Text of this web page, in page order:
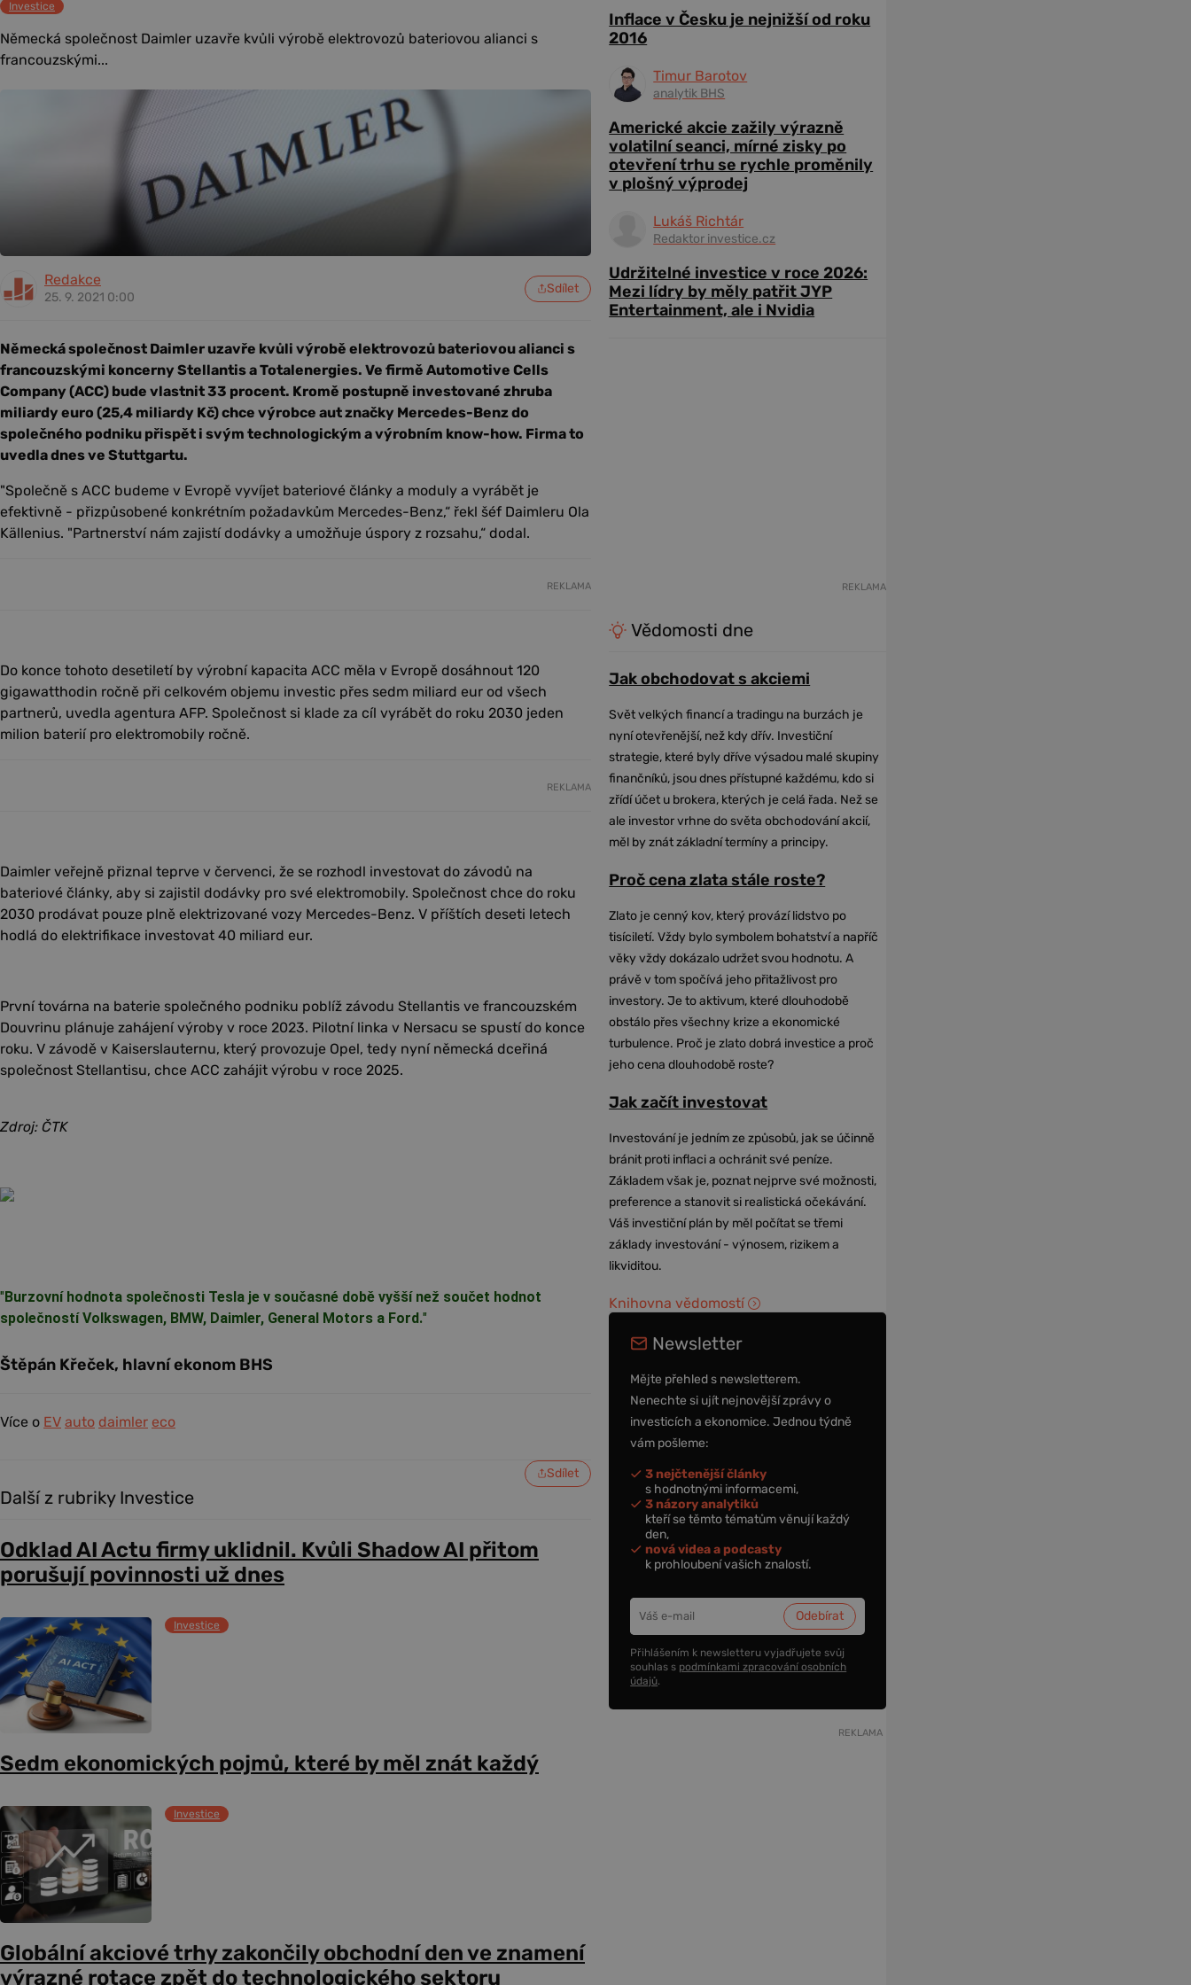
Investice
Německá společnost Daimler uzavře kvůli výrobě elektrovozů bateriovou alianci s
francouzskými...
Redakce
25. 9. 2021 0:00
Sdílet
Německá společnost Daimler uzavře kvůli výrobě elektrovozů bateriovou alianci s
francouzskými koncerny Stellantis a Totalenergies. Ve firmě Automotive Cells
Company (ACC) bude vlastnit 33 procent. Kromě postupně investované zhruba
miliardy euro (25,4 miliardy Kč) chce výrobce aut značky Mercedes-Benz do
společného podniku přispět i svým technologickým a výrobním know-how. Firma to
uvedla dnes ve Stuttgartu.
"Společně s ACC budeme v Evropě vyvíjet bateriové články a moduly a vyrábět je
efektivně - přizpůsobené konkrétním požadavkům Mercedes-Benz,“ řekl šéf Daimleru Ola
Källenius. "Partnerství nám zajistí dodávky a umožňuje úspory z rozsahu,“ dodal.
REKLAMA
Do konce tohoto desetiletí by výrobní kapacita ACC měla v Evropě dosáhnout 120
gigawatthodin ročně při celkovém objemu investic přes sedm miliard eur od všech
partnerů, uvedla agentura AFP. Společnost si klade za cíl vyrábět do roku 2030 jeden
milion baterií pro elektromobily ročně.
REKLAMA
Daimler veřejně přiznal teprve v červenci, že se rozhodl investovat do závodů na
bateriové články, aby si zajistil dodávky pro své elektromobily. Společnost chce do roku
2030 prodávat pouze plně elektrizované vozy Mercedes-Benz. V příštích deseti letech
hodlá do elektrifikace investovat 40 miliard eur.
První továrna na baterie společného podniku poblíž závodu Stellantis ve francouzském
Douvrinu plánuje zahájení výroby v roce 2023. Pilotní linka v Nersacu se spustí do konce
roku. V závodě v Kaiserslauternu, který provozuje Opel, tedy nyní německá dceřiná
společnost Stellantisu, chce ACC zahájit výrobu v roce 2025.
Zdroj: ČTK
"Burzovní hodnota společnosti Tesla je v současné době vyšší než součet hodnot
společností Volkswagen, BMW, Daimler, General Motors a Ford."
Štěpán Křeček, hlavní ekonom BHS
Více o EV auto daimler eco
Sdílet
Další z rubriky Investice
Odklad AI Actu firmy uklidnil. Kvůli Shadow AI přitom
porušují povinnosti už dnes
Investice
Sedm ekonomických pojmů, které by měl znát každý
Investice
Globální akciové trhy zakončily obchodní den ve znamení
výrazné rotace zpět do technologického sektoru
Inflace v Česku je nejnižší od roku
2016
Timur Barotov
analytik BHS
Americké akcie zažily výrazně
volatilní seanci, mírné zisky po
otevření trhu se rychle proměnily
v plošný výprodej
Lukáš Richtár
Redaktor investice.cz
Udržitelné investice v roce 2026:
Mezi lídry by měly patřit JYP
Entertainment, ale i Nvidia
REKLAMA
Vědomosti dne
Jak obchodovat s akciemi
Svět velkých financí a tradingu na burzách je
nyní otevřenější, než kdy dřív. Investiční
strategie, které byly dříve výsadou malé skupiny
finančníků, jsou dnes přístupné každému, kdo si
zřídí účet u brokera, kterých je celá řada. Než se
ale investor vrhne do světa obchodování akcií,
měl by znát základní termíny a principy.
Proč cena zlata stále roste?
Zlato je cenný kov, který provází lidstvo po
tisíciletí. Vždy bylo symbolem bohatství a napříč
věky vždy dokázalo udržet svou hodnotu. A
právě v tom spočívá jeho přitažlivost pro
investory. Je to aktivum, které dlouhodobě
obstálo přes všechny krize a ekonomické
turbulence. Proč je zlato dobrá investice a proč
jeho cena dlouhodobě roste?
Jak začít investovat
Investování je jedním ze způsobů, jak se účinně
bránit proti inflaci a ochránit své peníze.
Základem však je, poznat nejprve své možnosti,
preference a stanovit si realistická očekávání.
Váš investiční plán by měl počítat se třemi
základy investování - výnosem, rizikem a
likviditou.
Knihovna vědomostí
Newsletter
Mějte přehled s newsletterem.
Nenechte si ujít nejnovější zprávy o
investicích a ekonomice. Jednou týdně
vám pošleme:
3 nejčtenější články
s hodnotnými informacemi,
3 názory analytiků
kteří se těmto tématům věnují každý
den,
nová videa a podcasty
k prohloubení vašich znalostí.
Přihlášením k newsletteru vyjadřujete svůj
souhlas s podmínkami zpracování osobních
údajů.
REKLAMA